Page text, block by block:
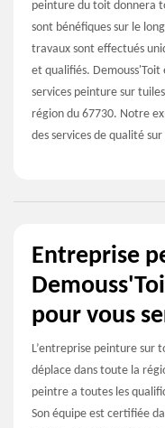
peinture du toit donnera
sont bénéfiques sur le
travaux sont effectués
et qualifiés. Demouss'Toit
services peinture sur
région du 67730. Notre
des services de qualité
Entreprise
pour vous
L’entreprise peinture sur
déplace dans toute la
peintre a toutes les
Son équipe est certifiée